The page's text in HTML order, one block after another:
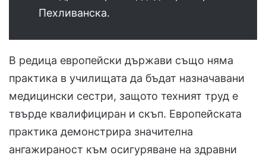
Пехливанска.
В редица европейски държави също няма
практика в училищата да бъдат назначавани
медицински сестри, защото техният труд е
твърде квалифициран и скъп. Европейската
практика демонстрира значителна
ангажираност към осигуряване на здравни